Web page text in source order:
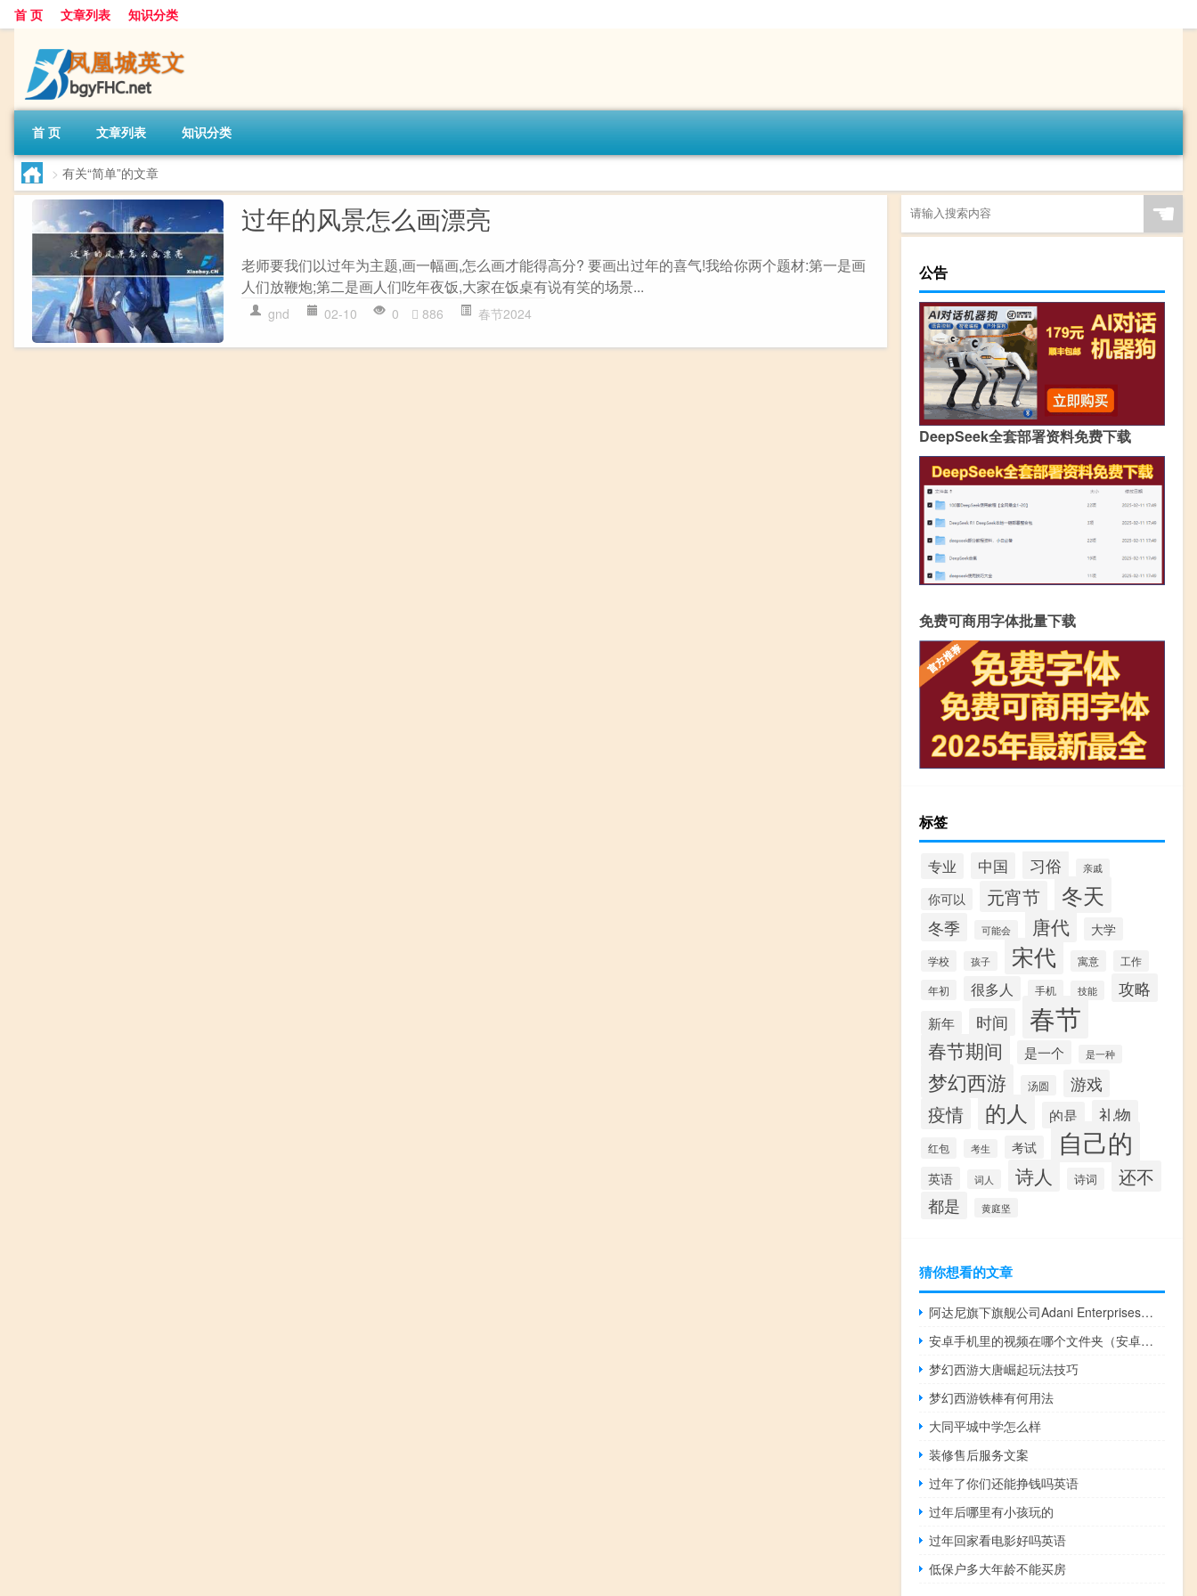
首 页 文章列表 知识分类
首 页 文章列表 知识分类
> 有关“简单”的文章
过年的风景怎么画漂亮
老师要我们以过年为主题,画一幅画,怎么画才能得高分? 要画出过年的喜气!我给你两个题材:第一是画
人们放鞭炮;第二是画人们吃年夜饭,大家在饭桌有说有笑的场景...
gnd 02-10 0 886 春节2024
☚
公告
DeepSeek全套部署资料免费下载
免费可商用字体批量下载
标签
专业 中国 习俗 亲戚
你可以 元宵节 冬天
冬季 可能会 唐代 大学
学校 孩子 宋代 寓意 工作
年初 很多人 手机 技能 攻略
新年 时间 春节
春节期间 是一个 是一种
梦幻西游 汤圆 游戏
疫情 的人 的是 礼物
红包 考生 考试 自己的
英语 词人 诗人 诗词 还不
都是 黄庭坚
猜你想看的文章
阿达尼旗下旗舰公司Adani Enterprises第二财季净利润22.8亿卢比同比下降50%
安卓手机里的视频在哪个文件夹（安卓手机视频在哪个文件夹）
梦幻西游大唐崛起玩法技巧
梦幻西游铁棒有何用法
大同平城中学怎么样
装修售后服务文案
过年了你们还能挣钱吗英语
过年后哪里有小孩玩的
过年回家看电影好吗英语
低保户多大年龄不能买房